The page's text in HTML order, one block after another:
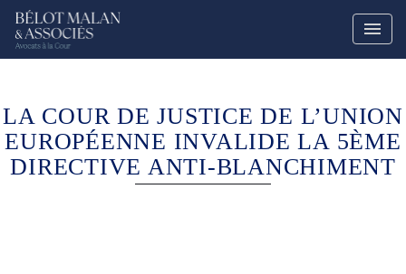
LA COUR DE JUSTICE DE L’UNION
EUROPÉENNE INVALIDE LA 5ÈME
DIRECTIVE ANTI-BLANCHIMENT